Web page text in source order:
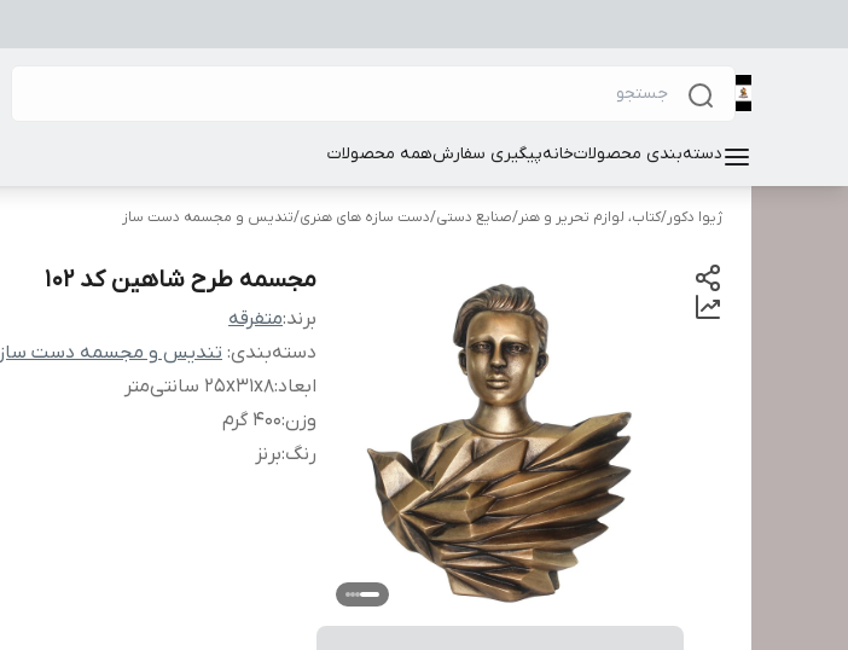
دسته‌بندی محصولاتخانهپیگیری سفارشهمه محصولات
ژیوا دکور/کتاب، لوازم تحریر و هنر/صنایع دستی/دست سازه های هنری/تندیس و مجسمه دست ساز
مجسمه طرح شاهین کد 102
برند:متفرقه
دسته‌بندی: تندیس و مجسمه دست ساز
ابعاد:25x31x8 سانتی‌متر
وزن:400 گرم
رنگ:برنز